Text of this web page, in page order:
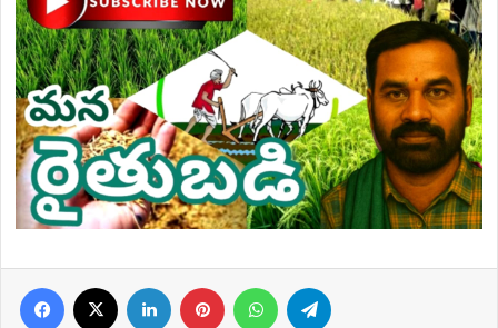
Facebook LinkedIn Pinterest WhatsApp